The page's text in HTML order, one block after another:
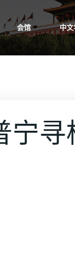
会馆 中
宁寻